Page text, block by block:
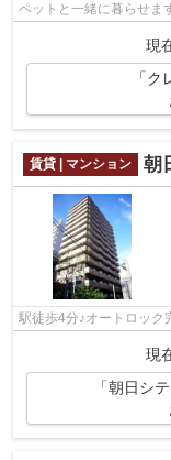
ペットと一緒に暮らせ
現
「
賃貸 | マンション 朝
駅徒歩4分♪オートロック
現
「朝日シ